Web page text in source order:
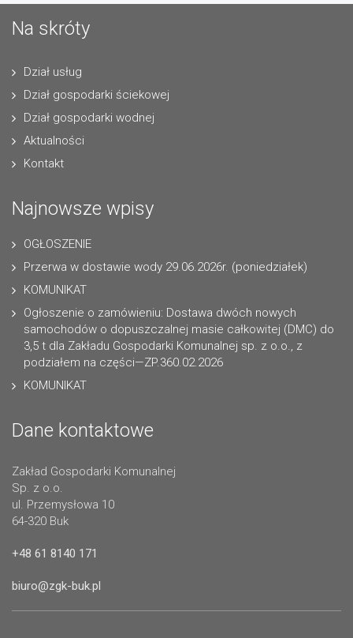
Na skróty
Dział usług
Dział gospodarki ściekowej
Dział gospodarki wodnej
Aktualności
Kontakt
Najnowsze wpisy
OGŁOSZENIE
Przerwa w dostawie wody 29.06.2026r. (poniedziałek)
KOMUNIKAT
Ogłoszenie o zamówieniu: Dostawa dwóch nowych
samochodów o dopuszczalnej masie całkowitej (DMC) do
3,5 t dla Zakładu Gospodarki Komunalnej sp. z o.o., z
podziałem na części—ZP.360.02.2026
KOMUNIKAT
Dane kontaktowe
Zakład Gospodarki Komunalnej
Sp. z o.o.
ul. Przemysłowa 10
64-320 Buk
+48 61 8140 171
biuro@zgk-buk.pl